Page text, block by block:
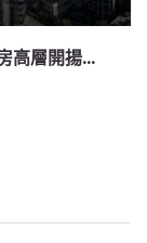
【啟德 Monaco One】全新一手租盤 1房高層開揚河景，歡迎約睇 ( 業主放租 免佣 )